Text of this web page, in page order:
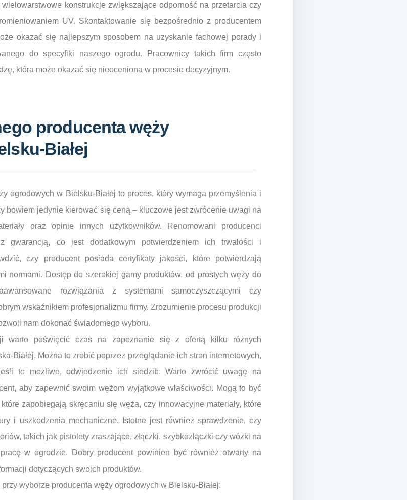
konstrukcje zwiększające odporność na przetarcia czy
UV. Skontaktowanie się bezpośrednio z producentem
okazać się najlepszym sposobem na uzyskanie fachowej porady i
do specyfiki naszego ogrodu. Pracownicy takich firm często
która może okazać się nieoceniona w procesie decyzyjnym.
producenta węży
Białej
ogrodowych w Bielsku-Białej to proces, który wymaga przemyślenia i
bowiem jedynie kierować się ceną – kluczowe jest zwrócenie uwagi na
oraz opinie innych użytkowników. Renomowani producenci
gwarancją, co jest dodatkowym potwierdzeniem ich trwałości i
czy producent posiada certyfikaty jakości, które potwierdzają
normami. Dostęp do szerokiej gamy produktów, od prostych węży do
rozwiązania z systemami samoczyszczącymi czy
wskaźnikiem profesjonalizmu firmy. Zrozumienie procesu produkcji
nam dokonać świadomego wyboru.
warto poświęcić czas na zapoznanie się z ofertą kilku różnych
Białej. Można to zrobić poprzez przeglądanie ich stron internetowych,
to możliwe, odwiedzenie ich siedzib. Warto zwrócić uwagę na
aby zapewnić swoim wężom wyjątkowe właściwości. Mogą to być
zapobiegają skręcaniu się węża, czy innowacyjne materiały, które
i uszkodzenia mechaniczne. Istotne jest również sprawdzenie, czy
takich jak pistolety zraszające, złączki, szybkozłączki czy wózki na
w ogrodzie. Dobry producent powinien być również otwarty na
dotyczących swoich produktów.
wyborze producenta węży ogrodowych w Bielsku-Białej: